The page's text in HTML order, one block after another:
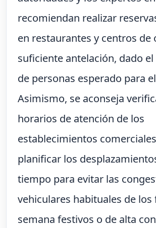
recomiendan realizar
en restaurantes y centros de
suficiente antelación, dado
de personas esperado para
Asimismo, se aconseja
horarios de atención de los
establecimientos
planificar los
tiempo para evitar las
vehiculares habituales de los
semana festivos o de alta